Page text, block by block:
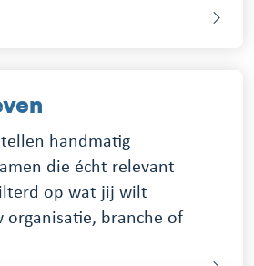
handmatig
die écht relevant
op wat jij wilt
organisatie, branche of